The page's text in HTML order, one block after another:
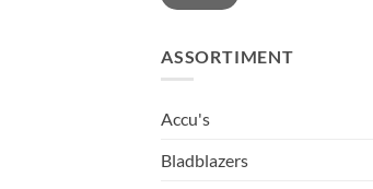
ASSORTIMENT
Accu's
Bladblazers